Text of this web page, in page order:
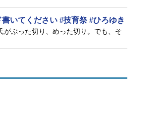
いてください #技育祭 #ひろゆき
ぶった切り、めった切り。でも、そ